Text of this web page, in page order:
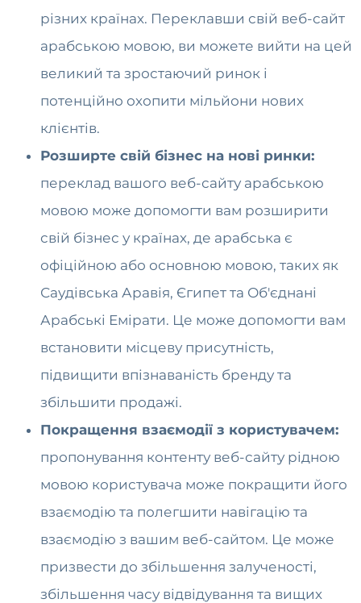
​​різних країнах. Переклавши свій веб-сайт
арабською мовою, ви можете вийти на цей
великий та зростаючий ринок і
потенційно охопити мільйони нових
клієнтів.
Розширте свій бізнес на нові ринки:
переклад вашого веб-сайту арабською
мовою може допомогти вам розширити
свій бізнес у країнах, де арабська є
офіційною або основною мовою, таких як
Саудівська Аравія, Єгипет та Об'єднані
Арабські Емірати. Це може допомогти вам
встановити місцеву присутність,
підвищити впізнаваність бренду та
збільшити продажі.
Покращення взаємодії з користувачем:
пропонування контенту веб-сайту рідною
мовою користувача може покращити його
взаємодію та полегшити навігацію та
взаємодію з вашим веб-сайтом. Це може
призвести до збільшення залученості,
збільшення часу відвідування та вищих